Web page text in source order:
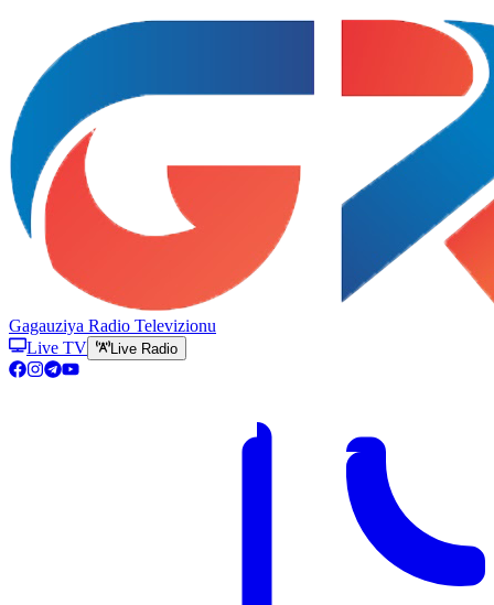
Gagauziya Radio Televizionu
Live TV
Live Radio